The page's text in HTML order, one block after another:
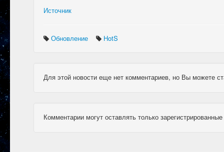
Источник
Обновление HotS
Для этой новости еще нет комментариев, но Вы можете
Комментарии могут оставлять только